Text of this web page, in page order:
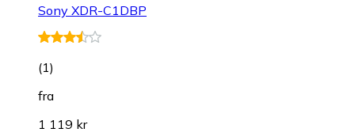
Sony XDR-C1DBP
(1)
fra
1 119 kr